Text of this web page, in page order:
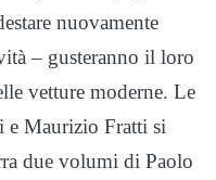
nuovamente
– gusteranno il loro
vetture moderne. Le
e Maurizio Fratti si
due volumi di Paolo